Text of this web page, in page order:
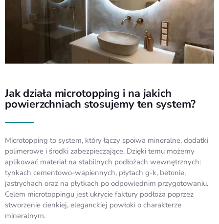
Jak działa microtopping i na jakich
powierzchniach stosujemy ten system?
Microtopping to system, który łączy spoiwa mineralne, dodatki
polimerowe i środki zabezpieczające. Dzięki temu możemy
aplikować materiał na stabilnych podłożach wewnętrznych:
tynkach cementowo-wapiennych, płytach g-k, betonie,
jastrychach oraz na płytkach po odpowiednim przygotowaniu.
Celem microtoppingu jest ukrycie faktury podłoża poprzez
stworzenie cienkiej, eleganckiej powłoki o charakterze
mineralnym.